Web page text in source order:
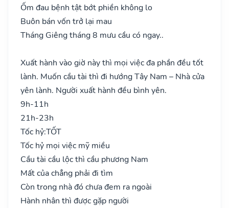
Ốm đau bệnh tật bớt phiền không lo
Buôn bán vốn trở lại mau
Tháng Giêng tháng 8 mưu cầu có ngay..
Xuất hành vào giờ này thì mọi việc đa phần đều tốt
lành. Muốn cầu tài thì đi hướng Tây Nam – Nhà cửa
yên lành. Người xuất hành đều bình yên.
9h-11h
21h-23h
Tốc hỷ:TỐT
Tốc hỷ mọi việc mỹ miều
Cầu tài cầu lộc thì cầu phương Nam
Mất của chẳng phải đi tìm
Còn trong nhà đó chưa đem ra ngoài
Hành nhân thì được gặp người